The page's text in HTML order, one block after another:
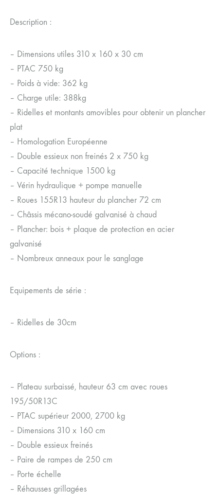
Description :
– Dimensions utiles 310 x 160 x 30 cm
– PTAC 750 kg
– Poids à vide: 362 kg
– Charge utile: 388kg
– Ridelles et montants amovibles pour obtenir un plancher
plat
– Homologation Européenne
– Double essieux non freinés 2 x 750 kg
– Capacité technique 1500 kg
– Vérin hydraulique + pompe manuelle
– Roues 155R13 hauteur du plancher 72 cm
– Châssis mécano-soudé galvanisé à chaud
– Plancher: bois + plaque de protection en acier
galvanisé
– Nombreux anneaux pour le sanglage
Equipements de série :
– Ridelles de 30cm
Options :
– Plateau surbaissé, hauteur 63 cm avec roues
195/50R13C
– PTAC supérieur 2000, 2700 kg
– Dimensions 310 x 160 cm
– Double essieux freinés
– Paire de rampes de 250 cm
– Porte échelle
– Réhausses grillagées